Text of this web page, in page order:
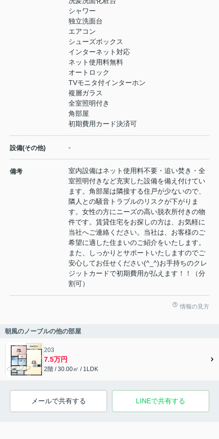
シャワー
独立洗面台
エアコン
シューズボックス
インターネット対応
ネット使用料無料
オートロック
TVモニタ付インターホン
複層ガラス
全室照明付き
角部屋
初期費用カード決済可
設備(その他) -
備考
室内設備はネット使用料不要・追い焚き・全
室照明付きなど充実した設備を備え付けてい
ます。角部屋は隣接する住戸が少ないので、
隣人との騒音トラブルのリスクが下がりま
す。女性の方にニーズの高い脱衣所付きの物
件です。賃貸住宅をお探しの方は、お気軽に
当社へご連絡ください。当社は、お客様のご
希望に適した住まいのご紹介をいたします。
また、しっかりとサポートいたしますのでご
安心してお任せください(^_^)お手持ちのクレ
ジットカードで初期費用が払えます！！（分
割可）
情報の見方
朝風のノーブルの他の部屋
203
7.5万円
2階 / 30.00㎡ / 1LDK
メールで共有する LINEで共有する